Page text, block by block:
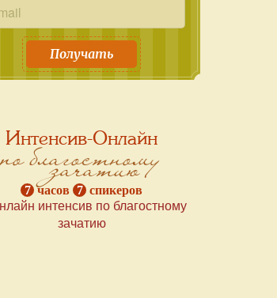
Получать
Интенсив-Онлайн
по благостному
зачатию
7 часов 7 спикеров